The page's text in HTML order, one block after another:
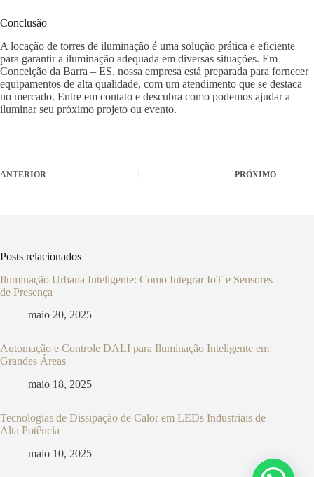
Conclusão
A locação de torres de iluminação é uma solução prática e eficiente
para garantir a iluminação adequada em diversas situações. Em
Conceição da Barra – ES, nossa empresa está preparada para fornecer
equipamentos de alta qualidade, com um atendimento que se destaca
no mercado. Entre em contato e descubra como podemos ajudar a
iluminar seu próximo projeto ou evento.
ANTERIOR PRÓXIMO
Posts relacionados
Iluminação Urbana Inteligente: Como Integrar IoT e Sensores
de Presença
maio 20, 2025
Automação e Controle DALI para Iluminação Inteligente em
Grandes Áreas
maio 18, 2025
Tecnologias de Dissipação de Calor em LEDs Industriais de
Alta Potência
maio 10, 2025